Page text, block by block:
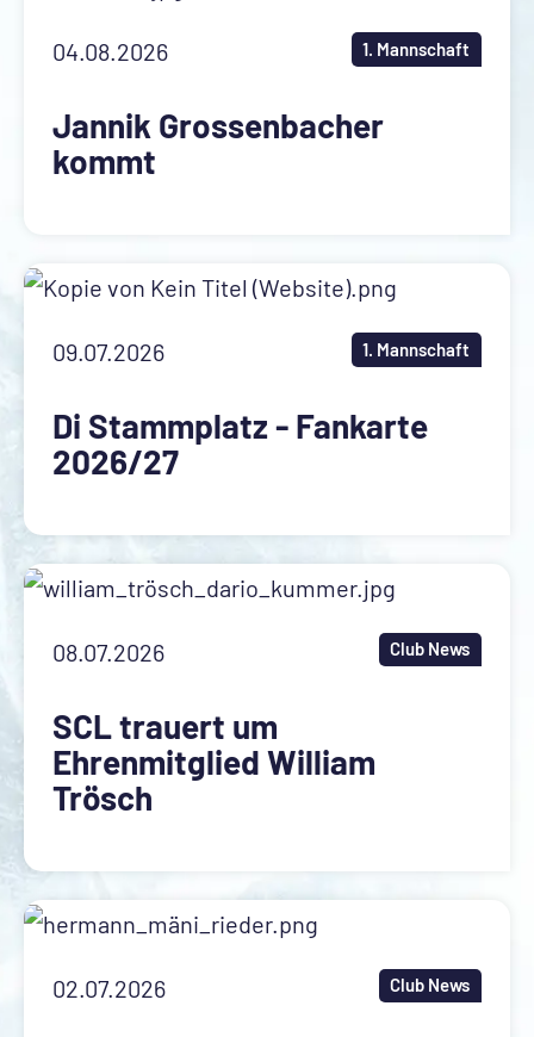
Legenden
04.08.2026 1. Mannschaft
Jannik Grossenbacher
kommt
09.07.2026 1. Mannschaft
Di Stammplatz - Fankarte
2026/27
08.07.2026 Club News
SCL trauert um
Ehrenmitglied William
Trösch
02.07.2026 Club News